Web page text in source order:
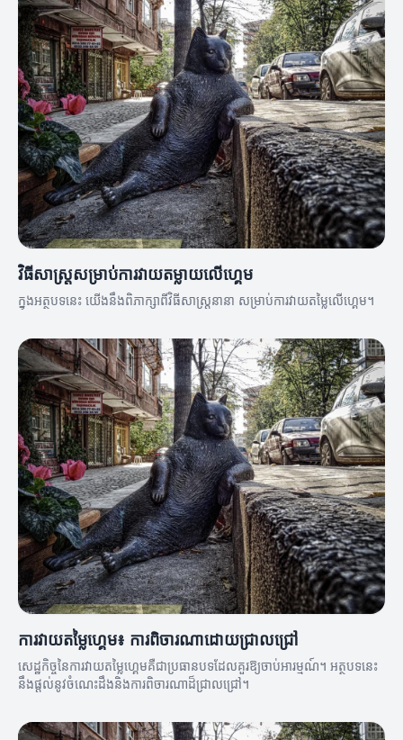
វិធីសាស្ត្រសម្រាប់ការវាយតម្លាយលើហ្គេម
ក្នុងអត្ថបទនេះ យើងនឹងពិភាក្សាពីវិធីសាស្ត្រនានា សម្រាប់ការវាយតម្លៃលើហ្គេម។
ការវាយតម្លៃហ្គេម៖ ការពិចារណាដោយជ្រាលជ្រៅ
សេដ្ឋកិច្ចនៃការវាយតម្លៃហ្គេមគឺជាប្រធានបទដែលគួរឱ្យចាប់អារម្មណ៍។ អត្ថបទនេះ
នឹងផ្តល់នូវចំណេះដឹងនិងការពិចារណាដ៏ជ្រាលជ្រៅ។